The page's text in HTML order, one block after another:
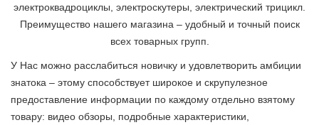
электроквадроциклы, электроскутеры, электрический трицикл.
Преимущество нашего магазина – удобный и точный поиск
всех товарных групп.
У Нас можно расслабиться новичку и удовлетворить амбиции
знатока – этому способствует широкое и скрупулезное
предоставление информации по каждому отдельно взятому
товару: видео обзоры, подробные характеристики,